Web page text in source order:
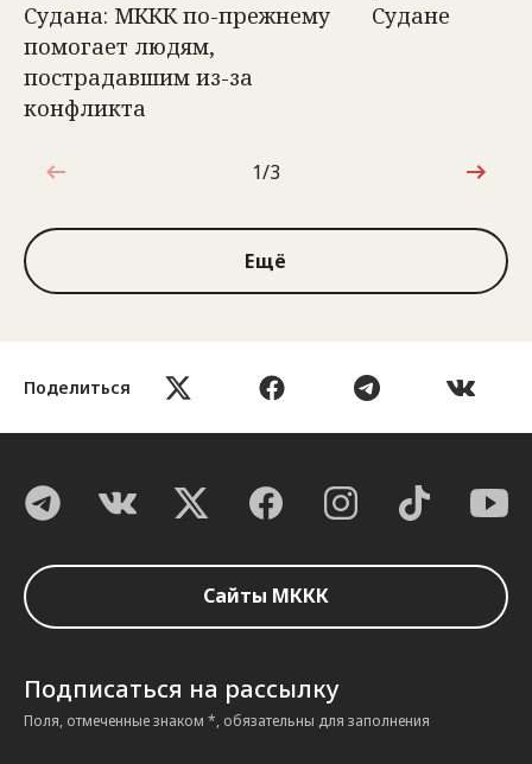
Поделиться
Судана: МККК по-прежнему
помогает людям,
пострадавшим из-за
конфликта
Судане
1 из 3
1/3
Ещё
Сайты МККК
Подписаться на рассылку
Поля, отмеченные знаком *, обязательны для заполнения